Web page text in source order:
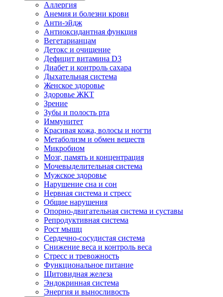
Аллергия
Анемия и болезни крови
Анти-эйдж
Антиоксидантная функция
Вегетарианцам
Детокс и очищение
Дефицит витамина D3
Диабет и контроль сахара
Дыхательная система
Женское здоровье
Здоровье ЖКТ
Зрение
Зубы и полость рта
Иммунитет
Красивая кожа, волосы и ногти
Метаболизм и обмен веществ
Микробиом
Мозг, память и концентрация
Мочевыделительная система
Мужское здоровье
Нарушение сна и сон
Нервная система и стресс
Общие нарушения
Опорно-двигательная система и суставы
Репродуктивная система
Рост мышц
Сердечно-сосудистая система
Снижение веса и контроль веса
Стресс и тревожность
Функциональное питание
Щитовидная железа
Эндокринная система
Энергия и выносливость